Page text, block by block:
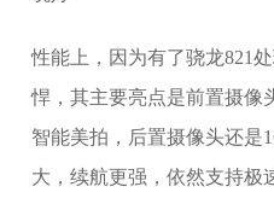
性能上，因为有了骁龙821
悍，其主要亮点是前置摄像
智能美拍，后置摄像头还是
大，续航更强，依然支持极